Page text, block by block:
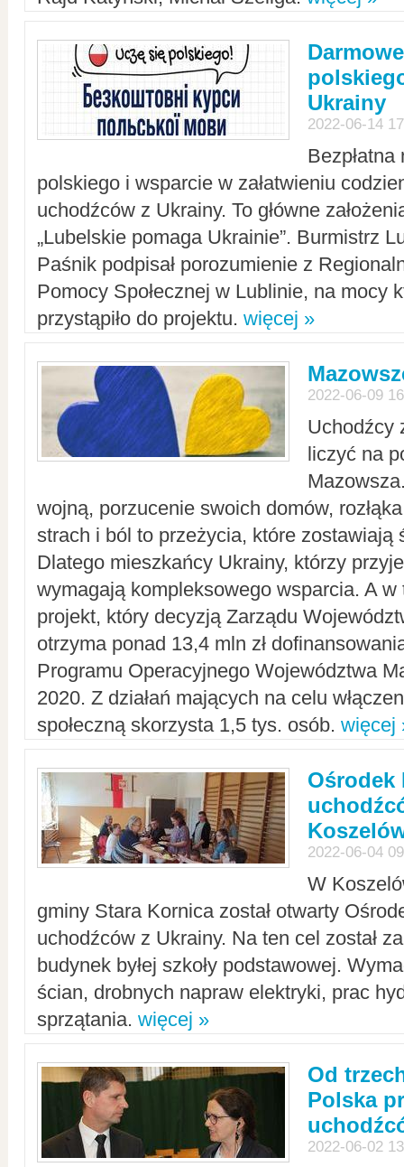
Ukrainy
2022-06-14
polskiego i wsparcie w załatwieniu
uchodźców z Ukrainy. To główne
„Lubelskie pomaga Ukrainie”. Burmistrz
Paśnik podpisał porozumienie z
Pomocy Społecznej w Lublinie, na mocy
przystąpiło do projektu. więcej »
2022-06-09
Uchodźcy
liczyć na
wojną, porzucenie swoich domów,
strach i ból to przeżycia, które zostawiają
Dlatego mieszkańcy Ukrainy, którzy
wymagają kompleksowego wsparcia. A w
projekt, który decyzją Zarządu
otrzyma ponad 13,4 mln zł
Programu Operacyjnego Województwa
2020. Z działań mających na celu
społeczną skorzysta 1,5 tys. osób. więcej
Ośrodek
2022-06-04
W
gminy Stara Kornica został otwarty
uchodźców z Ukrainy. Na ten cel został
budynek byłej szkoły podstawowej.
ścian, drobnych napraw elektryki, prac
sprzątania. więcej »
Od
Polska
2022-06-02